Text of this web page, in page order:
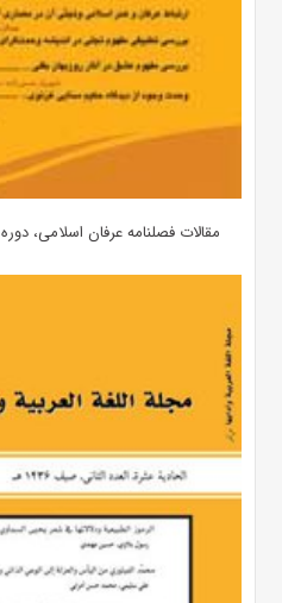
مقالات فصلنامه عرفان اسلامی، دوره ۱۹، شماره ۷۵ منتشر شد